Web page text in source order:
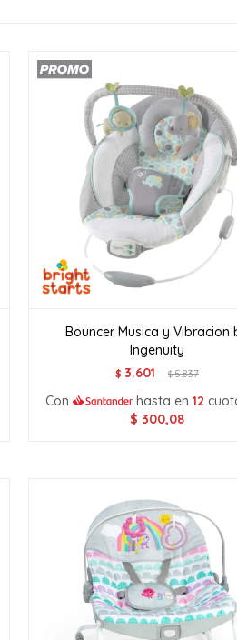
Bouncer Musica y Vibracion
Ingenuity
$ 3.601 $5.837
Con hasta en12
$ 300,08